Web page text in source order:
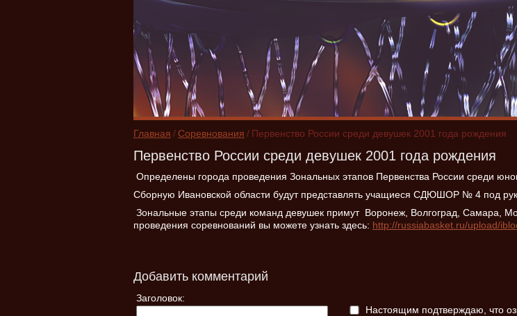
Главная /Соревнования / Первенство России среди девушек 2001 года рождения
Первенство России среди девушек 2001 года рождения
Определены города проведения Зональных этапов Первенства России среди
Сборную Ивановской области будут представлять учащиеся СДЮШОР № 4 под
Зональные этапы среди команд девушек примут Воронеж, Волгоград, Самара,
проведения соревнований вы можете узнать здесь: http://russiabasket.ru/upload/
Добавить комментарий
Заголовок:
Настоящим подтверждаю, что